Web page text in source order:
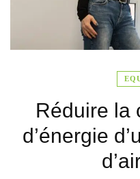
Réduire la
d’énergie